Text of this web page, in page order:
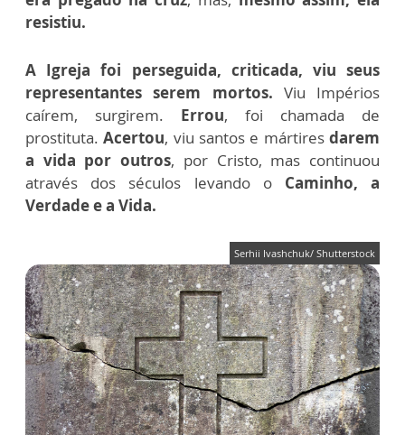
resistiu.
A Igreja foi perseguida, criticada, viu seus
representantes serem mortos. Viu Impérios
caírem, surgirem. Errou, foi chamada de
prostituta. Acertou, viu santos e mártiresdarem
a vida por outros, por Cristo, mas continuou
através dos séculos levando o Caminho, a
Verdade e a Vida.
Serhii Ivashchuk/ Shutterstock